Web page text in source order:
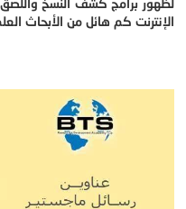
لظهور برامج كشف النسخ
الإنترنت كم هائل من الأبحاث